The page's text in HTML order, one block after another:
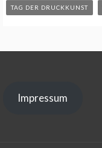
TAG DER DRUCKKUNST
Impressum